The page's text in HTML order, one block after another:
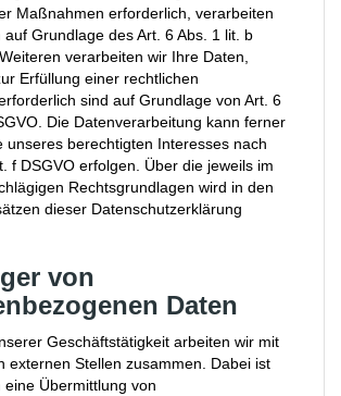
Maßnahmen erforderlich, verarbeiten
Grundlage des Art. 6 Abs. 1 lit. b
verarbeiten wir Ihre Daten,
Erfüllung einer rechtlichen
sind auf Grundlage von Art. 6
Die Datenverarbeitung kann ferner
unseres berechtigten Interesses nach
f DSGVO erfolgen. Über die jeweils im
Rechtsgrundlagen wird in den
dieser Datenschutzerklärung
von
Daten
Geschäftstätigkeit arbeiten wir mit
externen Stellen zusammen. Dabei ist
eine Übermittlung von